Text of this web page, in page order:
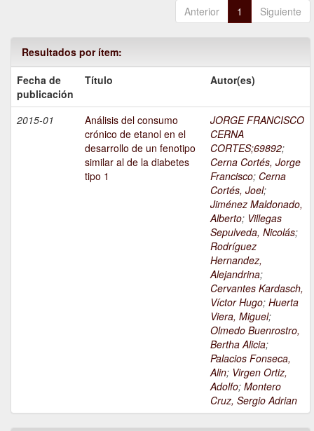
Anterior 1 Siguiente
Resultados por ítem:
Fecha de
publicación
Título Autor(es)
2015-01
Análisis del consumo
crónico de etanol en el
desarrollo de un fenotipo
similar al de la diabetes
tipo 1
JORGE FRANCISCO
CERNA
CORTES;69892;
Cerna Cortés, Jorge
Francisco; Cerna
Cortés, Joel;
Jiménez Maldonado,
Alberto; Villegas
Sepulveda, Nicolás;
Rodríguez
Hernandez,
Alejandrina;
Cervantes Kardasch,
Víctor Hugo; Huerta
Viera, Miguel;
Olmedo Buenrostro,
Bertha Alicia;
Palacios Fonseca,
Alin; Virgen Ortiz,
Adolfo; Montero
Cruz, Sergio Adrian